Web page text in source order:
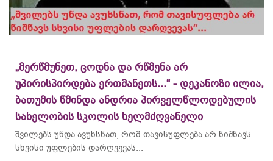
„მერწმუნეთ, ცოდნა და რწმენა არ
უპირისპირდება ერთმანეთს...“ - დეკანოზი ილია,
ბათუმის წმინდა ანდრია პირველწლოდებულის
სახელობის სკოლის ხელმძღვანელი
შვილებს უნდა ავუხსნათ, რომ თავისუფლება არ ნიშნავს
სხვისი უფლების დარღვევას...